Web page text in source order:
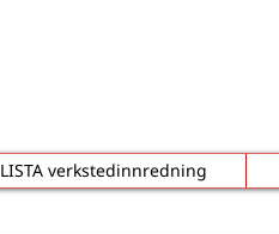
LISTA verkstedinnredning